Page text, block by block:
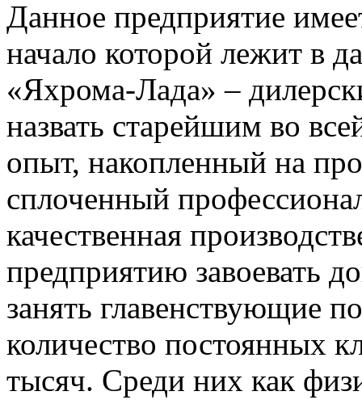
Данное предприятие
начало которой лежит в
«Яхрома-Лада» –
назвать старейшим во
опыт, накопленный на
сплоченный
качественная
предприятию завоевать
занять главенствующие
количество постоянных
тысяч. Среди них как